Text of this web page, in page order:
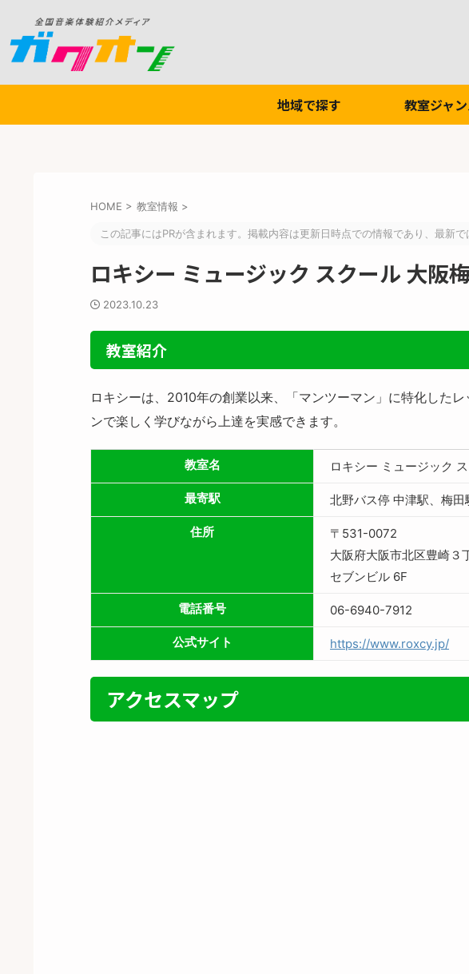
地域で探す 教室ジャ
HOME > 教室情報 >
この記事にはPRが含まれます。掲載内容は更新日時点での情報であり、最新で
ロキシー ミュージック スクール 大阪
2023.10.23
教室紹介
ロキシーは、2010年の創業以来、「マンツーマン」に特化した
ンで楽しく学びながら上達を実感できます。
教室名 ロキシー ミュージック
最寄駅 北野バス停 中津駅、梅田
住所
〒531-0072
大阪府大阪市北区豊崎３
セブンビル 6F
電話番号 06-6940-7912
公式サイト https://www.roxcy.jp/
アクセスマップ